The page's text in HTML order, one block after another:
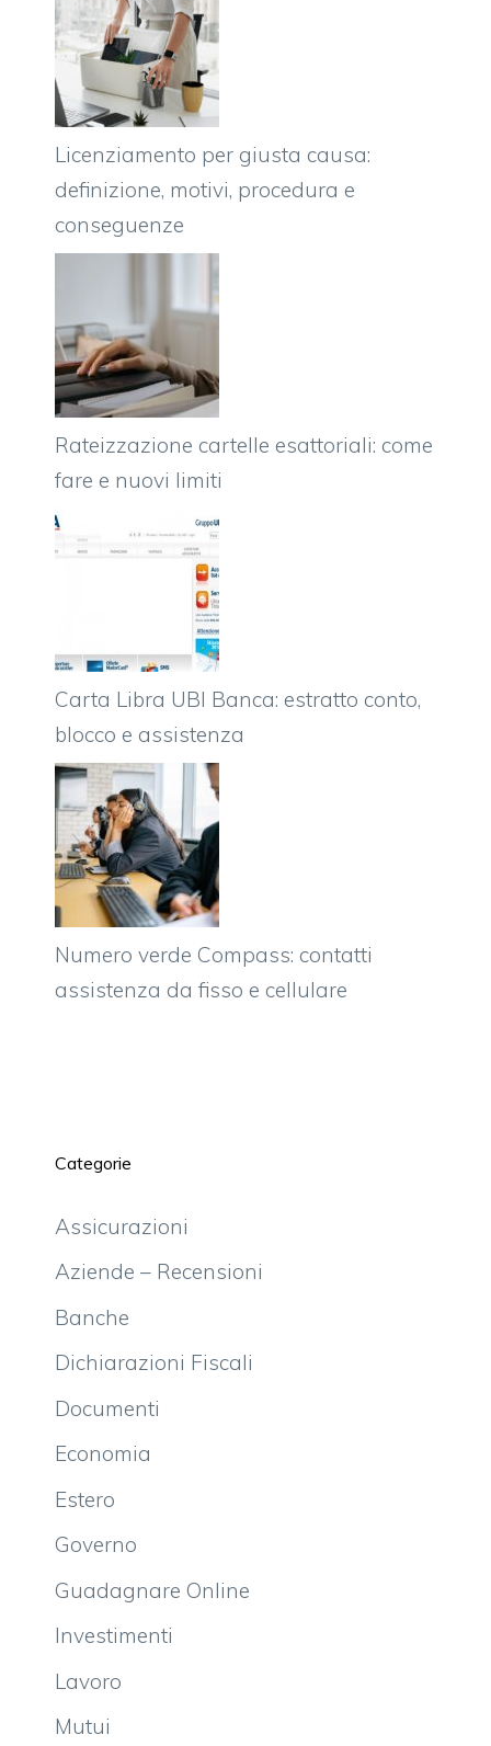
Licenziamento per giusta causa:
definizione, motivi, procedura e
conseguenze
Rateizzazione cartelle esattoriali: come
fare e nuovi limiti
Carta Libra UBI Banca: estratto conto,
blocco e assistenza
Numero verde Compass: contatti
assistenza da fisso e cellulare
Categorie
Assicurazioni
Aziende – Recensioni
Banche
Dichiarazioni Fiscali
Documenti
Economia
Estero
Governo
Guadagnare Online
Investimenti
Lavoro
Mutui